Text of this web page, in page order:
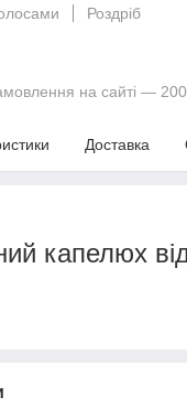
Роздріб
на сайті —
Доставка
капелюх